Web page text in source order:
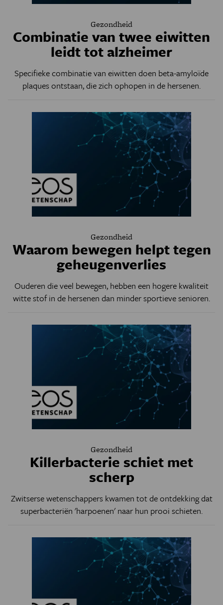
Gezondheid
Combinatie van twee eiwitten
leidt tot alzheimer
Specifieke combinatie van eiwitten doen beta-amyloïde
plaques ontstaan, die zich ophopen in de hersenen.
Gezondheid
Waarom bewegen helpt tegen
geheugenverlies
Ouderen die veel bewegen, hebben een hogere kwaliteit
witte stof in de hersenen dan minder sportieve senioren.
Gezondheid
Killerbacterie schiet met
scherp
Zwitserse wetenschappers kwamen tot de ontdekking dat
superbacteriën 'harpoenen' naar hun prooi schieten.